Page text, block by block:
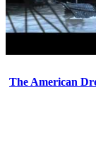
The American